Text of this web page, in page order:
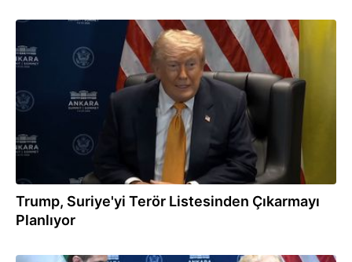
Trump, Suriye'yi Terör Listesinden Çıkarmayı
Planlıyor